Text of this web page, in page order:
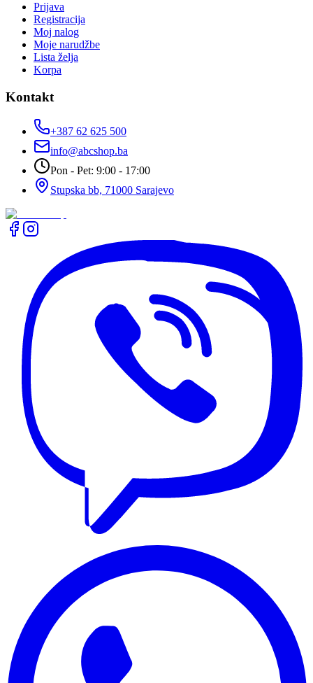
Prijava
Registracija
Moj nalog
Moje narudžbe
Lista želja
Korpa
Kontakt
+387 62 625 500
info@abcshop.ba
Pon - Pet: 9:00 - 17:00
Stupska bb, 71000 Sarajevo